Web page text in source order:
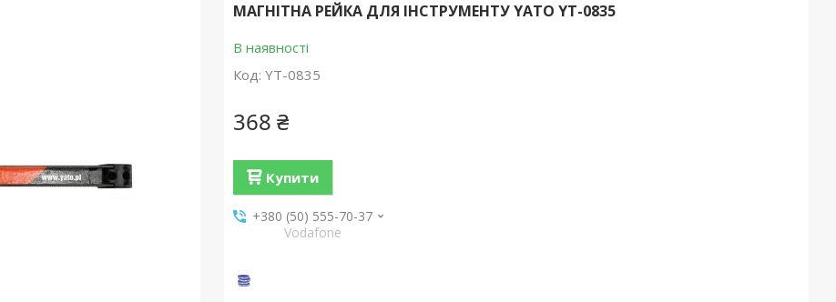
МАГНІТНА РЕЙКА ДЛЯ ІНСТРУМЕНТУ YATO YT-0835
В наявності
Код: YT-0835
368 ₴
Купити
+380 (50) 555-70-37
Vodafone